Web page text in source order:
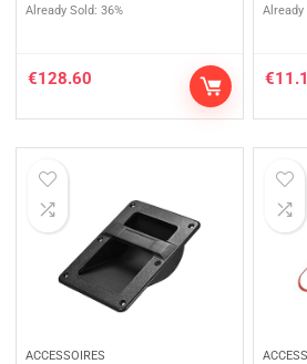
Already Sold: 36%
€128.60
Already
€
ACCESSOIRES